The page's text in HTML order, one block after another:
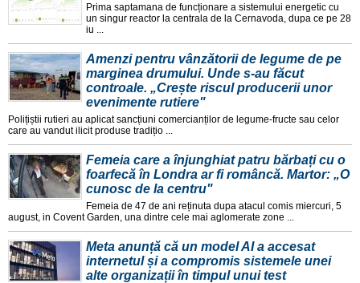
Prima saptamana de funcționare a sistemului energetic cu
un singur reactor la centrala de la Cernavoda, dupa ce pe 28
iu ...
Amenzi pentru vânzătorii de legume de pe
marginea drumului. Unde s-au făcut
controale. „Crește riscul producerii unor
evenimente rutiere"
Polițiștii rutieri au aplicat sancțiuni comercianților de legume-fructe sau celor
care au vandut ilicit produse tradițio ...
Femeia care a înjunghiat patru bărbați cu o
foarfecă în Londra ar fi româncă. Martor: „O
cunosc de la centru"
Femeia de 47 de ani reținuta dupa atacul comis miercuri, 5
august, in Covent Garden, una dintre cele mai aglomerate zone ...
Meta anunță că un model AI a accesat
internetul și a compromis sistemele unei
alte organizații în timpul unui test